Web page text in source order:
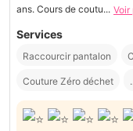
ans. Cours de coutu... Voir
Services
Raccourcir pantalon
Couture Zéro déchet